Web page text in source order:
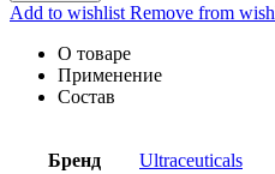
Add to wishlist Remove from
О товаре
Применение
Состав
Бренд Ultraceuticals